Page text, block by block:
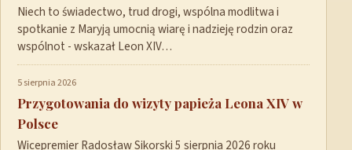
Niech to świadectwo, trud drogi, wspólna modlitwa i
spotkanie z Maryją umocnią wiarę i nadzieję rodzin oraz
wspólnot - wskazał Leon XIV…
5 sierpnia 2026
Przygotowania do wizyty papieża Leona XIV w
Polsce
Wicepremier Radosław Sikorski 5 sierpnia 2026 roku